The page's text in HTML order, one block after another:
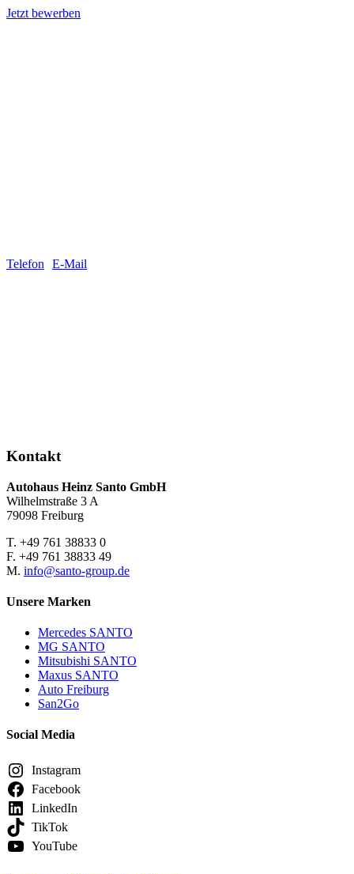
Jetzt bewerben
Telefon E-Mail
Kontakt
Autohaus Heinz Santo GmbH
Wilhelmstraße 3 A
79098 Freiburg
T. +49 761 38833 0
F. +49 761 38833 49
M. info@santo-group.de
Unsere Marken
Mercedes SANTO
MG SANTO
Mitsubishi SANTO
Maxus SANTO
Auto Freiburg
San2Go
Social Media
Instagram
Facebook
LinkedIn
TikTok
YouTube